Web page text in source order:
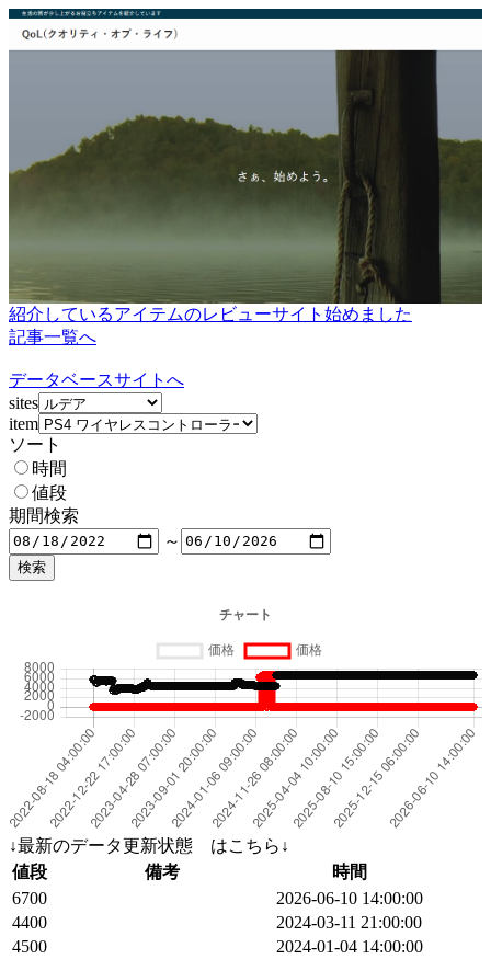
紹介しているアイテムのレビューサイト始めました
記事一覧へ
データベースサイトへ
sites
item
ソート
時間
値段
期間検索
～
↓最新のデータ更新状態 はこちら↓
値段
備考
時間
6700
2026-06-10 14:00:00
4400
2024-03-11 21:00:00
4500
2024-01-04 14:00:00